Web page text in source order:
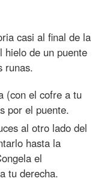
casi al final de la
hielo de un puente
runas.
(con el cofre a tu
por el puente.
al otro lado del
hasta la
el
tu derecha.